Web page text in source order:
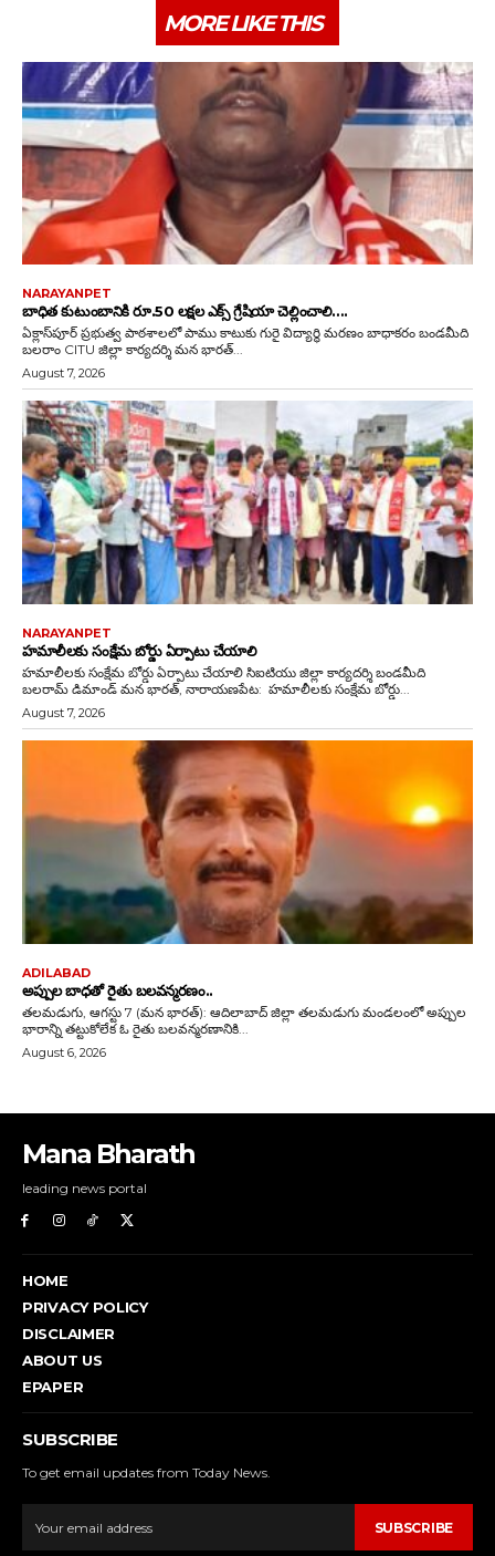
Mana Bharath
leading news portal
HOME
PRIVACY POLICY
DISCLAIMER
ABOUT US
EPAPER
SUBSCRIBE
To get email updates from Today News.
SUBSCRIBE